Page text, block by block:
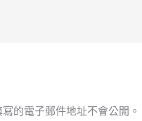
的電子郵件地址不會公開。